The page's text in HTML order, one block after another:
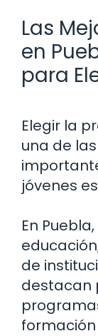
Las
en
para
Elegir la
una de
jóvenes
En
de
destacan